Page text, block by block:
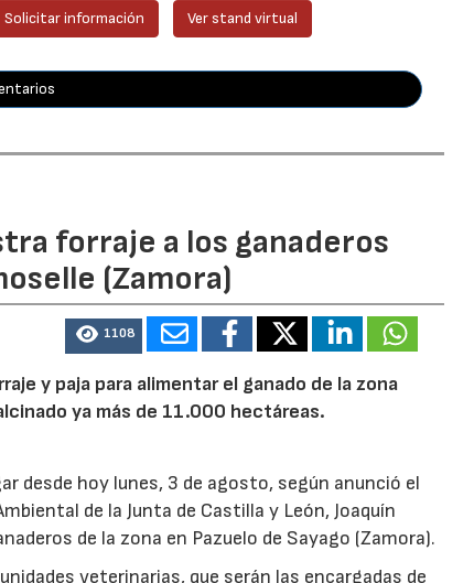
Solicitar información Ver stand virtual
forraje a los ganaderos
(Zamora)
1108
y paja para alimentar el ganado de la zona
ya más de 11.000 hectáreas.
desde hoy lunes, 3 de agosto, según anunció el
de la Junta de Castilla y León, Joaquín
de la zona en Pazuelo de Sayago (Zamora).
veterinarias, que serán las encargadas de